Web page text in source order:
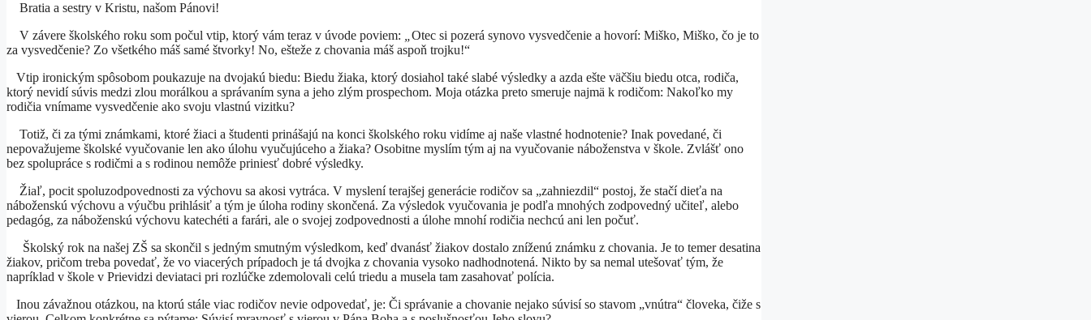
Bratia a sestry v Kristu, našom Pánovi!
V závere školského roku som počul vtip, ktorý vám teraz v úvode poviem: „Otec si pozerá synovo vysvedčenie a hovorí: Miško, Miško, čo je to
za vysvedčenie? Zo všetkého máš samé štvorky! No, ešteže z chovania máš aspoň trojku!“
Vtip ironickým spôsobom poukazuje na dvojakú biedu: Biedu žiaka, ktorý dosiahol také slabé výsledky a azda ešte väčšiu biedu otca, rodiča,
ktorý nevidí súvis medzi zlou morálkou a správaním syna a jeho zlým prospechom. Moja otázka preto smeruje najmä k rodičom: Nakoľko my
rodičia vnímame vysvedčenie ako svoju vlastnú vizitku?
Totiž, či za tými známkami, ktoré žiaci a študenti prinášajú na konci školského roku vidíme aj naše vlastné hodnotenie? Inak povedané, či
nepovažujeme školské vyučovanie len ako úlohu vyučujúceho a žiaka? Osobitne myslím tým aj na vyučovanie náboženstva v škole. Zvlášť ono
bez spolupráce s rodičmi a s rodinou nemôže priniesť dobré výsledky.
Žiaľ, pocit spoluzodpovednosti za výchovu sa akosi vytráca. V myslení terajšej generácie rodičov sa „zahniezdil“ postoj, že stačí dieťa na
náboženskú výchovu a výučbu prihlásiť a tým je úloha rodiny skončená. Za výsledok vyučovania je podľa mnohých zodpovedný učiteľ, alebo
pedagóg, za náboženskú výchovu katechéti a farári, ale o svojej zodpovednosti a úlohe mnohí rodičia nechcú ani len počuť.
Školský rok na našej ZŠ sa skončil s jedným smutným výsledkom, keď dvanásť žiakov dostalo zníženú známku z chovania. Je to temer desatina
žiakov, pričom treba povedať, že vo viacerých prípadoch je tá dvojka z chovania vysoko nadhodnotená. Nikto by sa nemal utešovať tým, že
napríklad v škole v Prievidzi deviataci pri rozlúčke zdemolovali celú triedu a musela tam zasahovať polícia.
Inou závažnou otázkou, na ktorú stále viac rodičov nevie odpovedať, je: Či správanie a chovanie nejako súvisí so stavom „vnútra“ človeka, čiže s